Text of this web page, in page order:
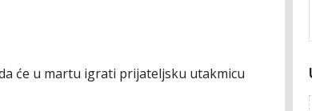
će u martu igrati prijateljsku utakmicu